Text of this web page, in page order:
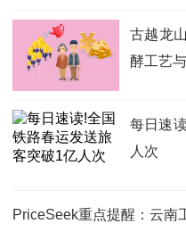
古越龙
酵工艺
每日速
人次
PriceSeek重点提醒：云南